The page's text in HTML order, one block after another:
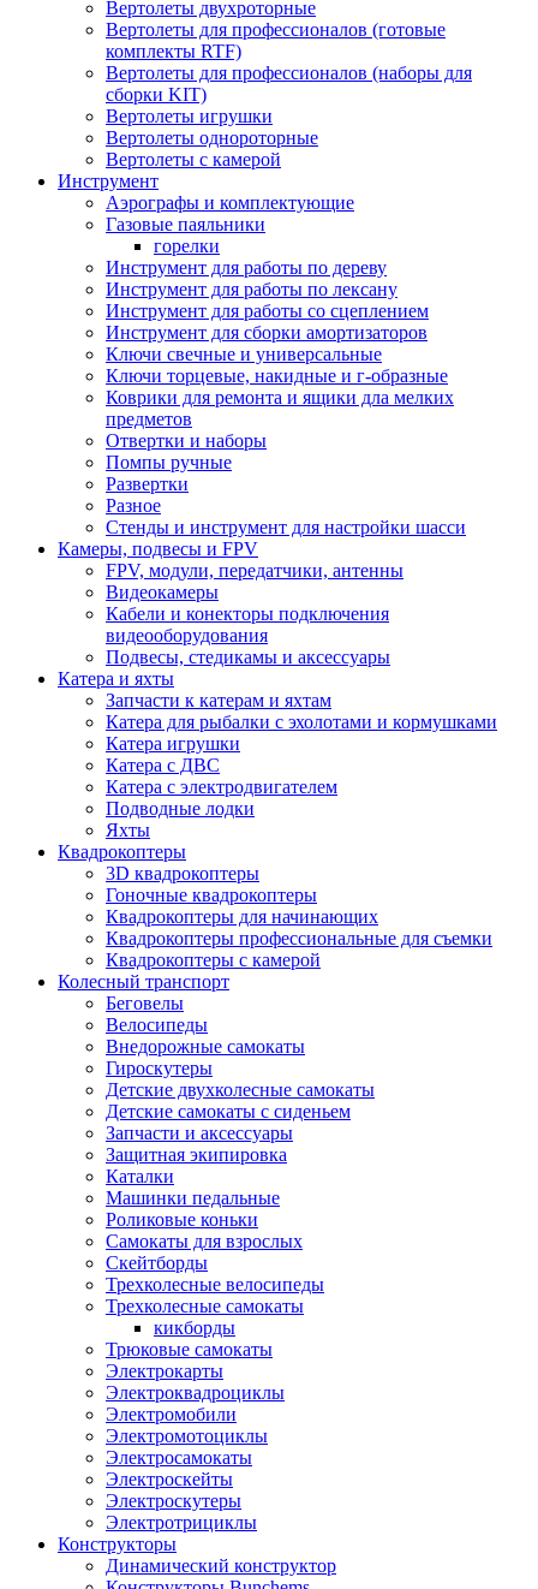
Вертолеты двухроторные
Вертолеты для профессионалов (готовые
комплекты RTF)
Вертолеты для профессионалов (наборы для
сборки KIT)
Вертолеты игрушки
Вертолеты однороторные
Вертолеты с камерой
Инструмент
Аэрографы и комплектующие
Газовые паяльники
горелки
Инструмент для работы по дереву
Инструмент для работы по лексану
Инструмент для работы со сцеплением
Инструмент для сборки амортизаторов
Ключи свечные и универсальные
Ключи торцевые, накидные и г-образные
Коврики для ремонта и ящики дла мелких
предметов
Отвертки и наборы
Помпы ручные
Развертки
Разное
Стенды и инструмент для настройки шасси
Камеры, подвесы и FPV
FPV, модули, передатчики, антенны
Видеокамеры
Кабели и конекторы подключения
видеооборудования
Подвесы, стедикамы и аксессуары
Катера и яхты
Запчасти к катерам и яхтам
Катера для рыбалки с эхолотами и кормушками
Катера игрушки
Катера с ДВС
Катера с электродвигателем
Подводные лодки
Яхты
Квадрокоптеры
3D квадрокоптеры
Гоночные квадрокоптеры
Квадрокоптеры для начинающих
Квадрокоптеры профессиональные для съемки
Квадрокоптеры с камерой
Колесный транспорт
Беговелы
Велосипеды
Внедорожные самокаты
Гироскутеры
Детские двухколесные самокаты
Детские самокаты с сиденьем
Запчасти и аксессуары
Защитная экипировка
Каталки
Машинки педальные
Роликовые коньки
Самокаты для взрослых
Скейтборды
Трехколесные велосипеды
Трехколесные самокаты
кикборды
Трюковые самокаты
Электрокарты
Электроквадроциклы
Электромобили
Электромотоциклы
Электросамокаты
Электроскейты
Электроскутеры
Электротрициклы
Конструкторы
Динамический конструктор